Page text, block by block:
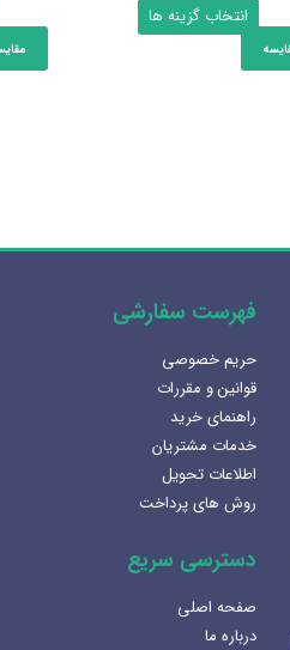
انتخاب گزینه ها
محصول
است
در
فهرست سفارشی
حریم خصوصی
قوانین و مقررات
راهنمای خرید
خدمات مشتریان
اطلاعات تحویل
روش های پرداخت
دسترسی سریع
صفحه اصلی
درباره ما
لوکس ساختمانی